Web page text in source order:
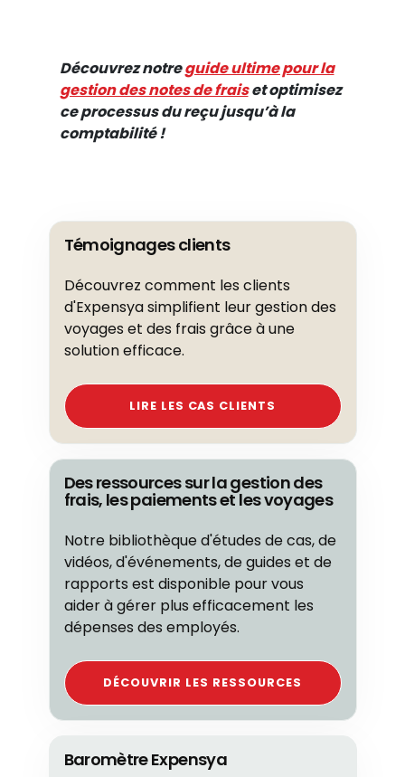
Découvrez notreguide ultime pour la
gestion des notes de fraiset optimisez
ce processus du reçu jusqu’à la
comptabilité !
Témoignages clients
Découvrez comment les clients
d'Expensya simplifient leur gestion des
voyages et des frais grâce à une
solution efficace.
LIRE LES CAS CLIENTS
Des ressources sur la gestion des
frais, les paiements et les voyages
Notre bibliothèque d'études de cas, de
vidéos, d'événements, de guides et de
rapports est disponible pour vous
aider à gérer plus efficacement les
dépenses des employés.
DÉCOUVRIR LES RESSOURCES
Baromètre Expensya